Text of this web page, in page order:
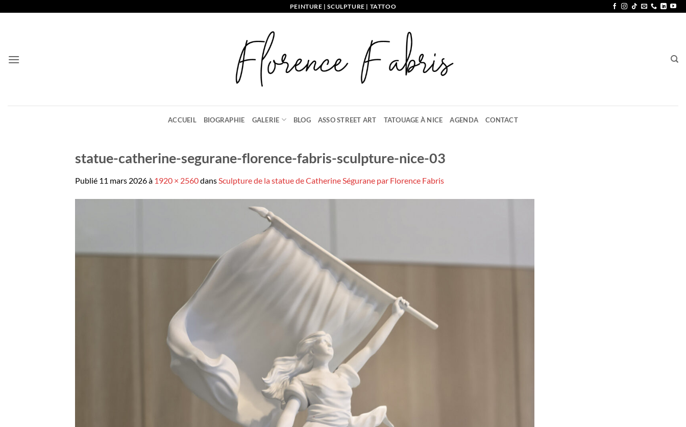
PEINTURE | SCULPTURE | TATTOO
ACCUEIL BIOGRAPHIE GALERIE BLOG ASSO STREET ART TATOUAGE À NICE AGENDA CONTACT
statue-catherine-segurane-florence-fabris-sculpture-nice-03
Publié 11 mars 2026à 1920 × 2560dans Sculpture de la statue de Catherine Ségurane par Florence Fabris